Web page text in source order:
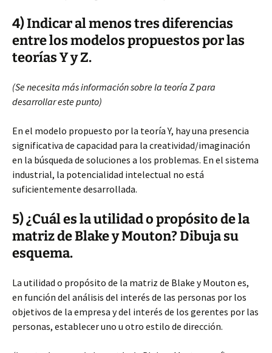
4) Indicar al menos tres diferencias
entre los modelos propuestos por las
teorías Y y Z.
(Se necesita más información sobre la teoría Z para
desarrollar este punto)
En el modelo propuesto por la teoría Y, hay una presencia
significativa de capacidad para la creatividad/imaginación
en la búsqueda de soluciones a los problemas. En el sistema
industrial, la potencialidad intelectual no está
suficientemente desarrollada.
5) ¿Cuál es la utilidad o propósito de la
matriz de Blake y Mouton? Dibuja su
esquema.
La utilidad o propósito de la matriz de Blake y Mouton es,
en función del análisis del interés de las personas por los
objetivos de la empresa y del interés de los gerentes por las
personas, establecer uno u otro estilo de dirección.